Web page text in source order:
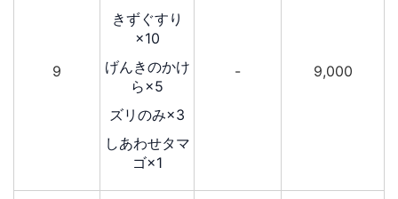
9
きずぐすり
×10
げんきのかけ
ら×5
ズリのみ×3
しあわせタマ
ゴ×1
- 9,000